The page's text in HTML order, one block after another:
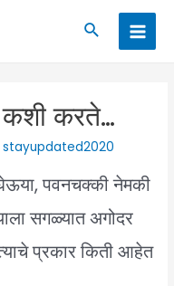
Search
Main
कशी करते…
stayupdated2020
पवनचक्की नेमकी
सगळ्यात अगोदर
प्रकार किती आहेत